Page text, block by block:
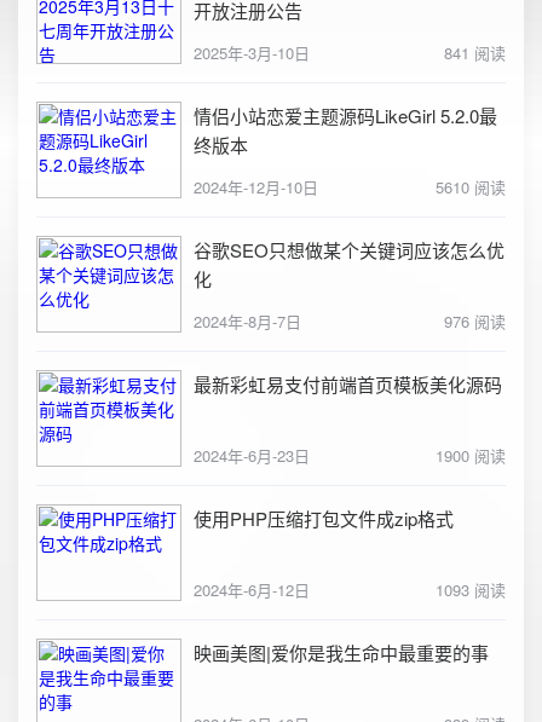
开放注册公告
2025年-3月-10日 841 阅读
情侣小站恋爱主题源码LikeGirl 5.2.0最
终版本
2024年-12月-10日 5610 阅读
谷歌SEO只想做某个关键词应该怎么优
化
2024年-8月-7日 976 阅读
最新彩虹易支付前端首页模板美化源码
2024年-6月-23日 1900 阅读
使用PHP压缩打包文件成zip格式
2024年-6月-12日 1093 阅读
映画美图|爱你是我生命中最重要的事